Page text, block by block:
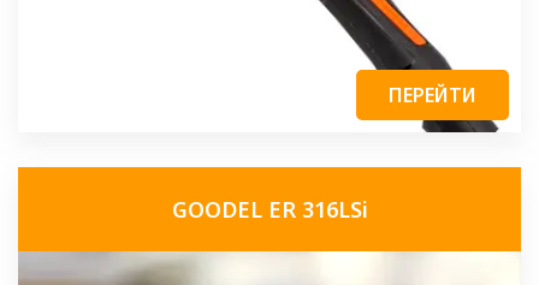
ПЕРЕЙТИ
GOODEL ER 316LSi